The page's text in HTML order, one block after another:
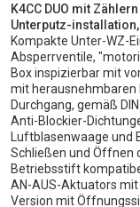
K4CC DUO mit
Unterputz-
Kompakte Unter-WZ-
Absperrventile,
Box inspizierbar mit
mit herausnehmbaren
Durchgang, gemäß
Anti-Blockier-
Luftblasenwaage
Schließen und Öffnen
Betriebsstift
AN-AUS-Aktuators
Version mit